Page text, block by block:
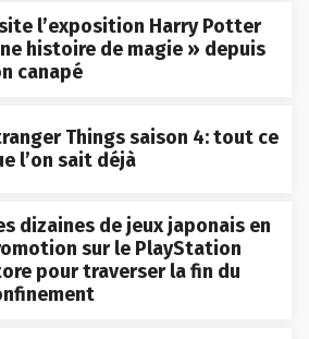
l’exposition Harry Potter
histoire de magie » depuis
canapé
Things saison 4: tout ce
l’on sait déjà
dizaines de jeux japonais en
sur le PlayStation
pour traverser la fin du